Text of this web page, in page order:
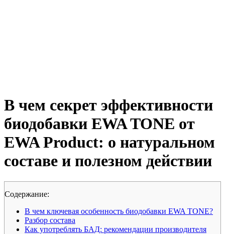
В чем секрет эффективности
биодобавки EWA TONE от
EWA Product: о натуральном
составе и полезном действии
Cодержание:
В чем ключевая особенность биодобавки EWA TONE?
Разбор состава
Как употреблять БАД: рекомендации производителя